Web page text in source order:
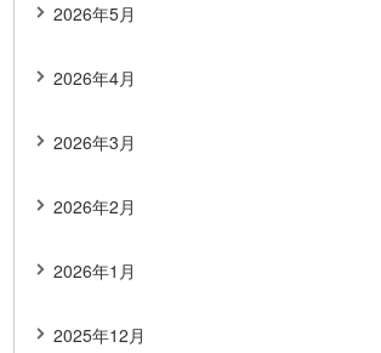
2026年5月
2026年4月
2026年3月
2026年2月
2026年1月
2025年12月